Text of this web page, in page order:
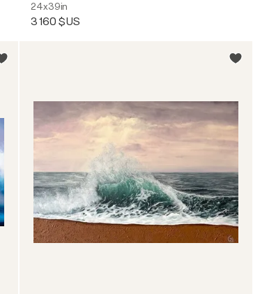
24x39in
3 160 $US